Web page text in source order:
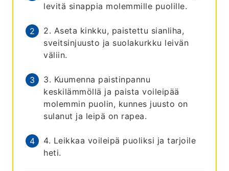
levitä sinappia molemmille puolille.
2. Aseta kinkku, paistettu sianliha,
sveitsinjuusto ja suolakurkku leivän
väliin.
3. Kuumenna paistinpannu
keskilämmöllä ja paista voileipää
molemmin puolin, kunnes juusto on
sulanut ja leipä on rapea.
4. Leikkaa voileipä puoliksi ja tarjoile
heti.